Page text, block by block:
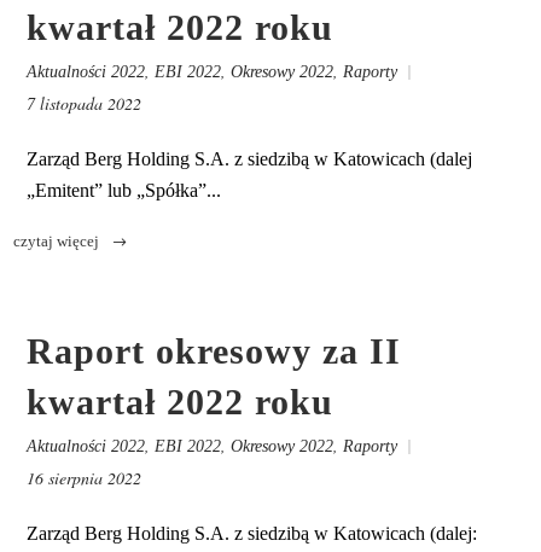
kwartał 2022 roku
Aktualności 2022 EBI 2022 ,Okresowy 2022 Raporty
7 listopada 2022
Zarząd Berg Holding S.A. z siedzibą w Katowicach (dalej
„Emitent” lub „Spółka”...
Raport okresowy za II
kwartał 2022 roku
Aktualności 2022 EBI 2022 ,Okresowy 2022 Raporty
16 sierpnia 2022
Zarząd Berg Holding S.A. z siedzibą w Katowicach (dalej: